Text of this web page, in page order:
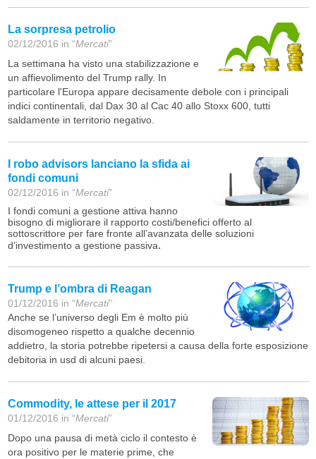
La sorpresa petrolio
02/12/2016 in “Mercati”
La settimana ha visto una stabilizzazione e
un affievolimento del Trump rally. In
particolare l'Europa appare decisamente debole con i principali
indici continentali, dal Dax 30 al Cac 40 allo Stoxx 600, tutti
saldamente in territorio negativo.
I robo advisors lanciano la sfida ai
fondi comuni
02/12/2016 in “Mercati”
I fondi comuni a gestione attiva hanno
bisogno di migliorare il rapporto costi/benefici offerto al
sottoscrittore per fare fronte all’avanzata delle soluzioni
d’investimento a gestione passiva.
Trump e l’ombra di Reagan
01/12/2016 in “Mercati”
Anche se l’universo degli Em è molto più
disomogeneo rispetto a qualche decennio
addietro, la storia potrebbe ripetersi a causa della forte esposizione
debitoria in usd di alcuni paesi.
Commodity, le attese per il 2017
01/12/2016 in “Mercati”
Dopo una pausa di metà ciclo il contesto è
ora positivo per le materie prime, che